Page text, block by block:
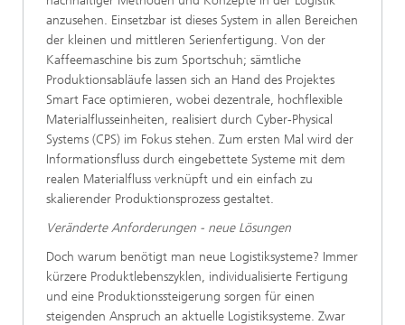
anzusehen. Einsetzbar ist dieses System in allen Bereichen
der kleinen und mittleren Serienfertigung. Von der
Kaffeemaschine bis zum Sportschuh; sämtliche
Produktionsabläufe lassen sich an Hand des Projektes
Smart Face optimieren, wobei dezentrale, hochflexible
Materialflusseinheiten, realisiert durch Cyber-Physical
Systems (CPS) im Fokus stehen. Zum ersten Mal wird der
Informationsfluss durch eingebettete Systeme mit dem
realen Materialfluss verknüpft und ein einfach zu
skalierender Produktionsprozess gestaltet.
Veränderte Anforderungen - neue Lösungen
Doch warum benötigt man neue Logistiksysteme? Immer
kürzere Produktlebenszyklen, individualisierte Fertigung
und eine Produktionssteigerung sorgen für einen
steigenden Anspruch an aktuelle Logistiksysteme. Zwar